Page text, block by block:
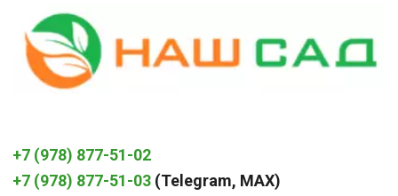
+7 (978) 877-51-02
+7 (978) 877-51-03 (Telegram, MAX)